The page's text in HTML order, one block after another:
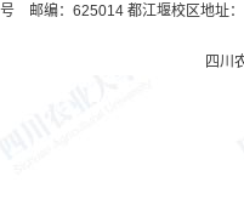
邮编：625014 都江堰校区地址
四川